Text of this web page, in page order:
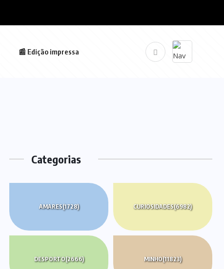
📰 Edição impressa
Categorias
AMARES(1728) CURIOSIDADES(6982)
DESPORTO(2666) MINHO(11823)